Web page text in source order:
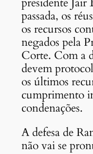
passada, os
os recursos
negados pela
Corte. Com a
devem
os últimos
cumprimento
condenações.
A defesa de
não vai se